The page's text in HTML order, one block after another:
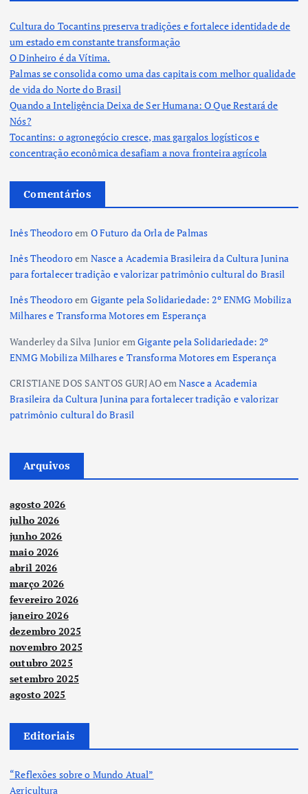
Cultura do Tocantins preserva tradições e fortalece identidade de
um estado em constante transformação
O Dinheiro é da Vítima.
Palmas se consolida como uma das capitais com melhor qualidade
de vida do Norte do Brasil
Quando a Inteligência Deixa de Ser Humana: O Que Restará de
Nós?
Tocantins: o agronegócio cresce, mas gargalos logísticos e
concentração econômica desafiam a nova fronteira agrícola
Comentários
Inês Theodoroem O Futuro da Orla de Palmas
Inês Theodoroem Nasce a Academia Brasileira da Cultura Junina
para fortalecer tradição e valorizar patrimônio cultural do Brasil
Inês Theodoroem Gigante pela Solidariedade: 2º ENMG Mobiliza
Milhares e Transforma Motores em Esperança
Wanderley da Silva JunioremGigante pela Solidariedade: 2º
ENMG Mobiliza Milhares e Transforma Motores em Esperança
CRISTIANE DOS SANTOS GURJAOemNasce a Academia
Brasileira da Cultura Junina para fortalecer tradição e valorizar
patrimônio cultural do Brasil
Arquivos
agosto 2026
julho 2026
junho 2026
maio 2026
abril 2026
março 2026
fevereiro 2026
janeiro 2026
dezembro 2025
novembro 2025
outubro 2025
setembro 2025
agosto 2025
Editoriais
“Reflexões sobre o Mundo Atual”
Agricultura